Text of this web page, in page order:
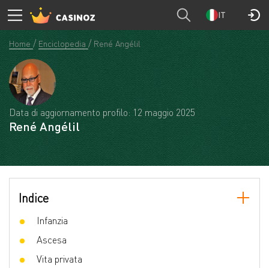
IT
Home Enciclopedia René Angélil
Data di aggiornamento profilo: 12 maggio 2025
René Angélil
Indice
Infanzia
Ascesa
Vita privata